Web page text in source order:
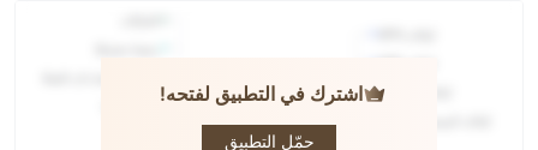
اشترك في التطبيق لفتحه!
حمّل التطبيق
Finance